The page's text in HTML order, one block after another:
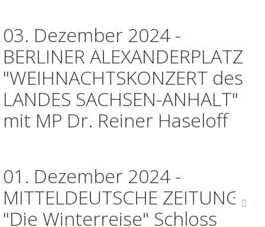
03. Dezember 2024 -
BERLINER ALEXANDERPLATZ
"WEIHNACHTSKONZERT des
LANDES SACHSEN-ANHALT"
mit MP Dr. Reiner Haseloff
01. Dezember 2024 -
MITTELDEUTSCHE ZEITUNG
"Die Winterreise" Schloss